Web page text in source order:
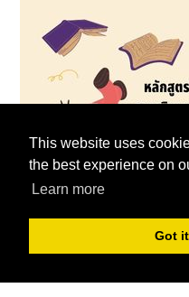
This website uses
the best experience on
Learn more
Got
Copyright 2026 by